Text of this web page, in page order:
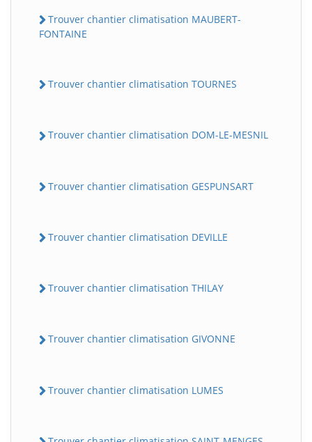
Trouver chantier climatisation MAUBERT-
FONTAINE
Trouver chantier climatisation TOURNES
Trouver chantier climatisation DOM-LE-MESNIL
Trouver chantier climatisation GESPUNSART
Trouver chantier climatisation DEVILLE
Trouver chantier climatisation THILAY
Trouver chantier climatisation GIVONNE
Trouver chantier climatisation LUMES